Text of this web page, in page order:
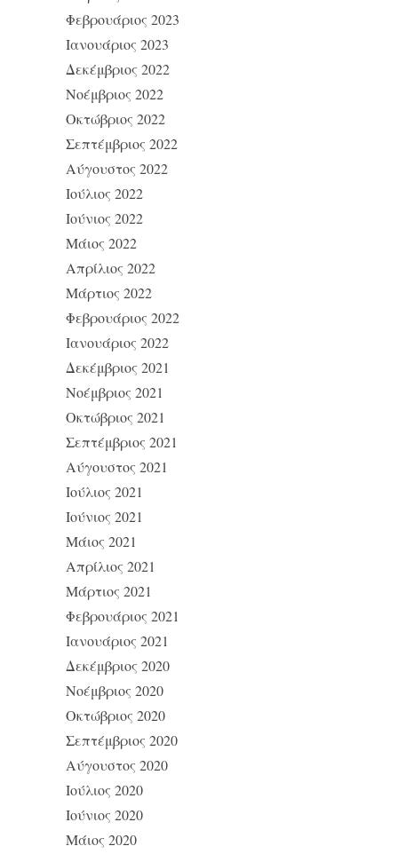
Φεβρουάριος 2023
Ιανουάριος 2023
Δεκέμβριος 2022
Νοέμβριος 2022
Οκτώβριος 2022
Σεπτέμβριος 2022
Αύγουστος 2022
Ιούλιος 2022
Ιούνιος 2022
Μάιος 2022
Απρίλιος 2022
Μάρτιος 2022
Φεβρουάριος 2022
Ιανουάριος 2022
Δεκέμβριος 2021
Νοέμβριος 2021
Οκτώβριος 2021
Σεπτέμβριος 2021
Αύγουστος 2021
Ιούλιος 2021
Ιούνιος 2021
Μάιος 2021
Απρίλιος 2021
Μάρτιος 2021
Φεβρουάριος 2021
Ιανουάριος 2021
Δεκέμβριος 2020
Νοέμβριος 2020
Οκτώβριος 2020
Σεπτέμβριος 2020
Αύγουστος 2020
Ιούλιος 2020
Ιούνιος 2020
Μάιος 2020